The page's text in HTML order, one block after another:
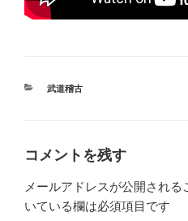
カ
ー
武道稽古
コメントを残す
メールアドレスが公開される
いている欄は必須項目です